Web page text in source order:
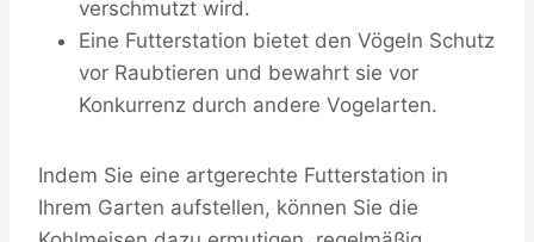
verschmutzt wird.
Eine Futterstation bietet den Vögeln Schutz
vor Raubtieren und bewahrt sie vor
Konkurrenz durch andere Vogelarten.
Indem Sie eine artgerechte Futterstation in
Ihrem Garten aufstellen, können Sie die